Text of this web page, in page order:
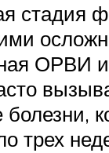
стадия
ОРВИ
трех